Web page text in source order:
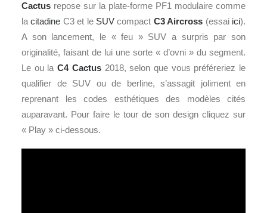
Cactus repose sur la plate-forme PF1 modulaire comme
lacitadine C3 et le SUV compact C3 Aircross (essai ici).
A son lancement, le « feu » SUV a surpris par son
originalité, faisant de lui une sorte « d’ovni » du segment.
Le ou laC4 Cactus2018, selon que vous préféreriez le
qualifier de SUV ou de berline, s’assagit joliment en
reprenant les codes esthétiques des modèles cités
auparavant. Pour faire le tour de son design cliquez sur
« Play » ci-dessous.